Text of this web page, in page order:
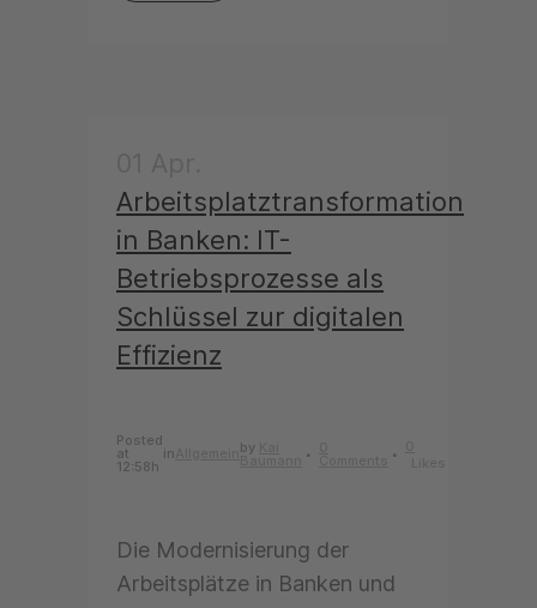
Arbeitsplatztransformation
in Banken: IT-
Betriebsprozesse als
Schlüssel zur digitalen
Effizienz
Posted
at
12:58h
in by
Baumann
Die Modernisierung der
Arbeitsplätze in Banken und